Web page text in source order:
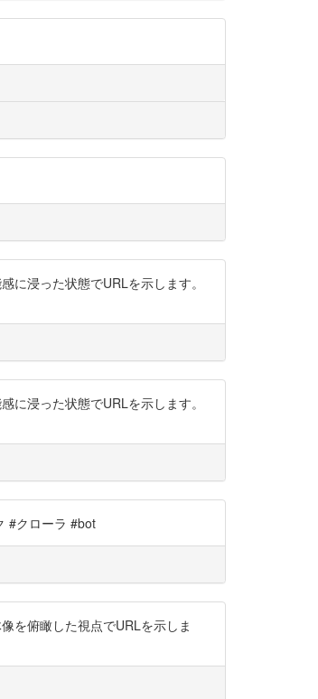
浸った状態でURLを示します。
浸った状態でURLを示します。
#クローラ #bot
を俯瞰した視点でURLを示しま